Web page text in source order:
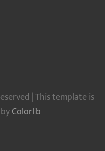
| This template is
byColorlib